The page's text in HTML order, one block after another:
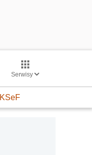
Serwisy
KSeF